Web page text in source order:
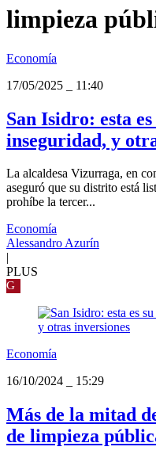
limpieza
Economía
17/05/2025
11:40
San Isidro: esta
inseguridad, y
La alcaldesa Vizurraga, en
aseguró que su distrito está
prohíbe la tercer...
Economía
Alessandro Azurín
PLUS
G
Economía
16/10/2024
15:29
Más de la mitad
de limpieza